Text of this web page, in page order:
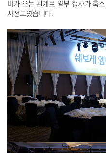
비가 오는 관계로 일부 행사가 축
시정도였습니다.